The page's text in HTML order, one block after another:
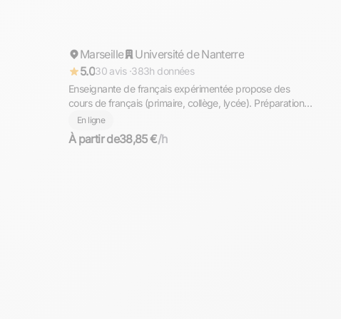
Répond rapidement
Marseille
Université de Nanterre
5.030 avis ·383h données
Enseignante de français expérimentée propose des
cours de français (primaire, collège, lycée). Préparation
au brevet et au bac français.
En ligne
À partir de38,85 €/h